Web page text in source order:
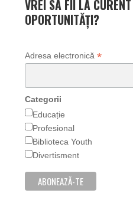
VREI SA FII LA
OPORTUNITĂȚI?
Adresa electronică *
Categorii
Educație
Profesional
Biblioteca Youth
Divertisment